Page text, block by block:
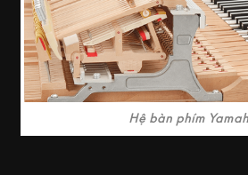
Hệ bàn phím